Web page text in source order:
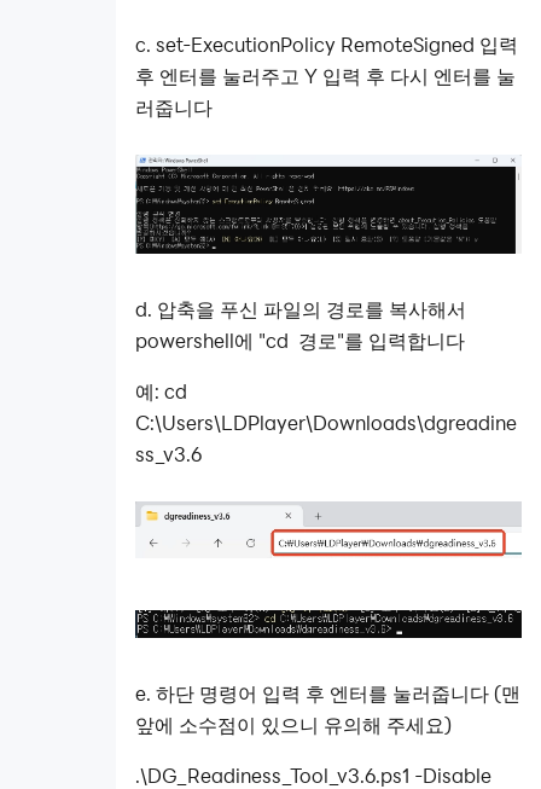
c. set-ExecutionPolicy RemoteSigned 입력
후 엔터를 눌러주고 Y 입력 후 다시 엔터를 눌
러줍니다
d. 압축을 푸신 파일의 경로를 복사해서
powershell에 "cd 경로"를 입력합니다
예: cd
C:\Users\LDPlayer\Downloads\dgreadine
ss_v3.6
e. 하단 명령어 입력 후 엔터를 눌러줍니다 (맨
앞에 소수점이 있으니 유의해 주세요)
.\DG_Readiness_Tool_v3.6.ps1 -Disable